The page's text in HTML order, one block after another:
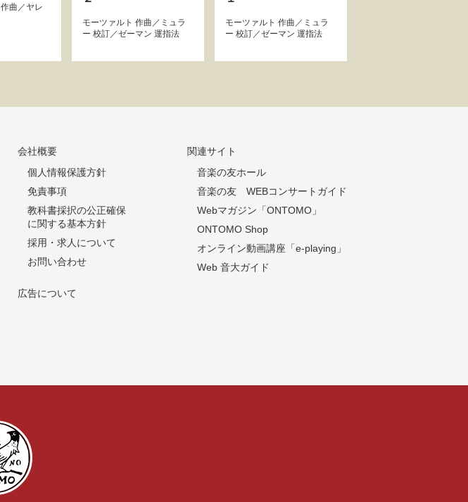
作曲／ ヤレ
モーツァルト 作曲／ ミュラ
ー 校訂／ゼーマン 運指法
モーツァルト 作曲／ ミュラ
ー 校訂／ゼーマン 運指法
会社概要
個人情報保護方針
免責事項
教科書採択の公正確保
に関する基本方針
採用・求人について
お問い合わせ
広告について
関連サイト
音楽の友ホール
音楽の友 WEBコンサートガイド
Webマガジン「ONTOMO」
ONTOMO Shop
オンライン動画講座「e-playing」
Web 音大ガイド